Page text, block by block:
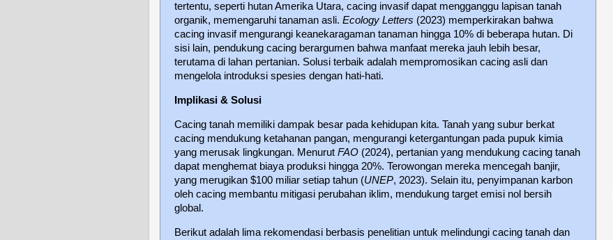
tertentu, seperti hutan Amerika Utara, cacing invasif dapat mengganggu lapisan tanah
organik, memengaruhi tanaman asli. Ecology Letters (2023) memperkirakan bahwa
cacing invasif mengurangi keanekaragaman tanaman hingga 10% di beberapa hutan. Di
sisi lain, pendukung cacing berargumen bahwa manfaat mereka jauh lebih besar,
terutama di lahan pertanian. Solusi terbaik adalah mempromosikan cacing asli dan
mengelola introduksi spesies dengan hati-hati.
Implikasi & Solusi
Cacing tanah memiliki dampak besar pada kehidupan kita. Tanah yang subur berkat
cacing mendukung ketahanan pangan, mengurangi ketergantungan pada pupuk kimia
yang merusak lingkungan. Menurut FAO (2024), pertanian yang mendukung cacing tanah
dapat menghemat biaya produksi hingga 20%. Terowongan mereka mencegah banjir,
yang merugikan $100 miliar setiap tahun (UNEP, 2023). Selain itu, penyimpanan karbon
oleh cacing membantu mitigasi perubahan iklim, mendukung target emisi nol bersih
global.
Berikut adalah lima rekomendasi berbasis penelitian untuk melindungi cacing tanah dan